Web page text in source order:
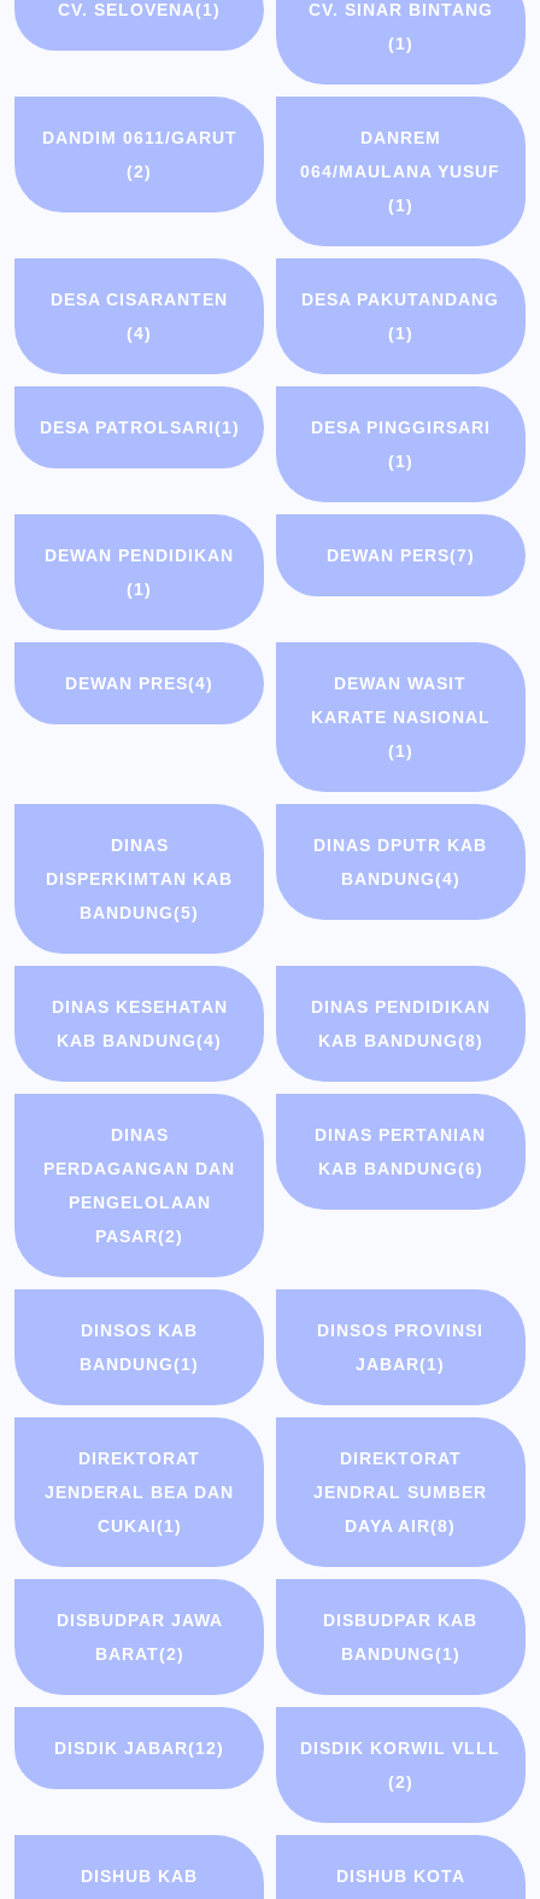
CV. SELOVENA(1)
CV. SINAR BINTANG
(1)
DANDIM 0611/GARUT
(2)
DANREM
064/MAULANA YUSUF
(1)
DESA CISARANTEN
(4)
DESA PAKUTANDANG
(1)
DESA PATROLSARI(1)
DESA PINGGIRSARI
(1)
DEWAN PENDIDIKAN
(1)
DEWAN PERS(7)
DEWAN PRES(4)
DEWAN WASIT
KARATE NASIONAL
(1)
DINAS
DISPERKIMTAN KAB
BANDUNG(5)
DINAS DPUTR KAB
BANDUNG(4)
DINAS KESEHATAN
KAB BANDUNG(4)
DINAS PENDIDIKAN
KAB BANDUNG(8)
DINAS
PERDAGANGAN DAN
PENGELOLAAN
PASAR(2)
DINAS PERTANIAN
KAB BANDUNG(6)
DINSOS KAB
BANDUNG(1)
DINSOS PROVINSI
JABAR(1)
DIREKTORAT
JENDERAL BEA DAN
CUKAI(1)
DIREKTORAT
JENDRAL SUMBER
DAYA AIR(8)
DISBUDPAR JAWA
BARAT(2)
DISBUDPAR KAB
BANDUNG(1)
DISDIK JABAR(12)
DISDIK KORWIL VLLL
(2)
DISHUB KAB
DISHUB KOTA